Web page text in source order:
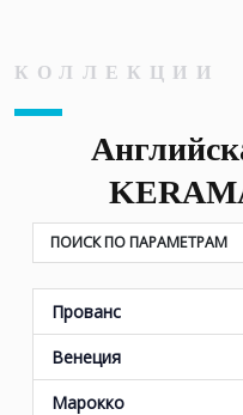
КОЛЛЕКЦИИ
ПОИСК ПО ПАРАМЕТРАМ
Прованс
Венеция
Марокко